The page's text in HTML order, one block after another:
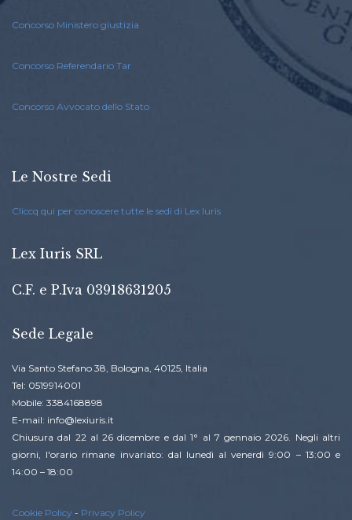
Concorso Ministero giustizia
Concorso Referendario Tar
Concorso Avvocato dello Stato
Le Nostre Sedi
Cliccq qui per conoscere tutte le sedi di Lex Iuris
Lex Iuris SRL
C.F. e P.Iva 03918631205
Sede Legale
Via Santo Stefano 38, Bologna, 40125, Italia
Tel: 0519914001
Mobile: 3384168898
E-mail: info@lexiuris.it
Chiusura dal 22 al 26 dicembre e dal 1° al 7 gennaio 2026. Negli altri
giorni, l'orario rimane invariato: dal lunedì al venerdì 9:00 – 13:00 e
14:00 – 18:00
Cookie Policy - Privacy Policy